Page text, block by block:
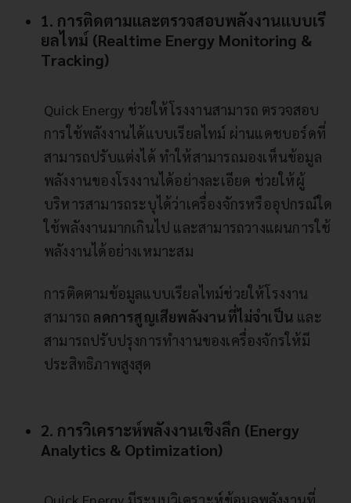
1. การติดตามและตรวจสอบพลังงานแบบเรี
ยลไทม์ (Realtime Energy Monitoring &
Tracking)
Quick Energy ช่วยให้โรงงานสามารถ ตรวจสอบ
การใช้พลังงานได้แบบเรียลไทม์ ผ่านแดชบอร์ดที่
สามารถปรับแต่งได้ ทำให้สามารถมองเห็นข้อมูล
พลังงานของโรงงานได้อย่างละเอียด ช่วยให้ผู้
บริหารสามารถระบุได้ว่าเครื่องจักรหรืออุปกรณ์ใด
ใช้พลังงานมากเกินไป และสามารถวางแผนการใช้
พลังงานได้อย่างเหมาะสม
การติดตามข้อมูลแบบเรียลไทม์ช่วยให้โรงงาน
สามารถ ลดการสูญเสียพลังงานที่ไม่จำเป็น และ
สามารถปรับปรุงการทำงานของเครื่องจักรให้มี
ประสิทธิภาพสูงสุด
2. การวิเคราะห์พลังงานเชิงลึก (Energy
Analytics & Optimization)